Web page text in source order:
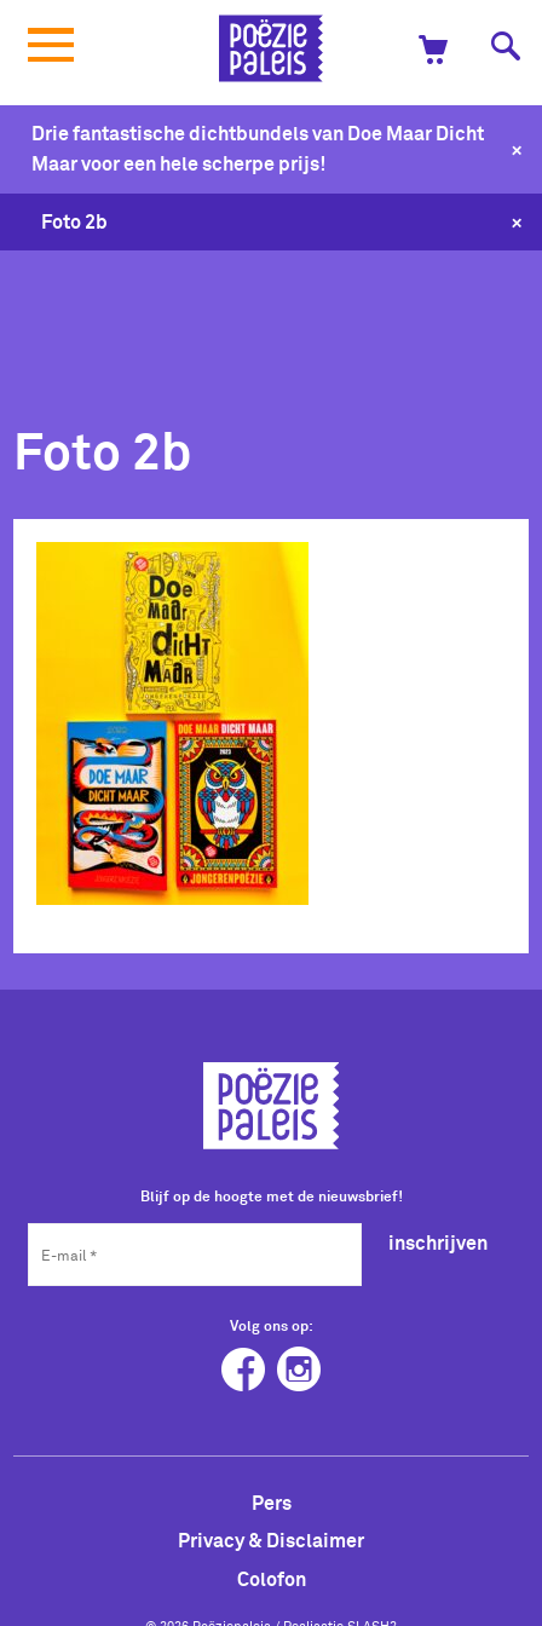
Drie fantastische dichtbundels van Doe Maar Dicht
Maar voor een hele scherpe prijs!
+
Foto 2b +
Foto 2b
Blijf op de hoogte met de nieuwsbrief!
inschrijven
Volg ons op:
Pers
Privacy & Disclaimer
Colofon